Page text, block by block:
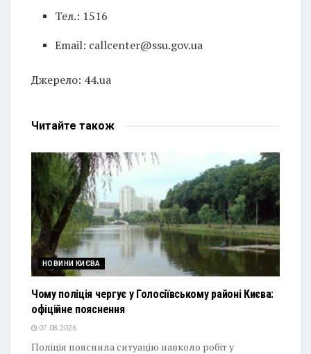
Тел.: 1516
Email: callcenter@ssu.gov.ua
Джерело: 44.ua
Читайте також
НОВИНИ КИЄВА
Чому поліція чергує у Голосіївському районі Києва:
офіційне пояснення
07.08.2026
Поліція пояснила ситуацію навколо робіт у